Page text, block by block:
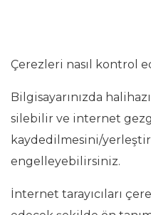
Çerezleri nasıl kontrol
Bilgisayarınızda
silebilir ve internet
kaydedilmesini/
engelleyebilirsiniz.
İnternet tarayıcıları